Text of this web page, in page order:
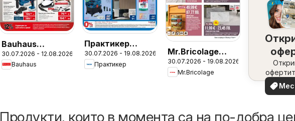
Bauhaus
брошура
30.07.2026 - 12.08.2026
Bauhaus
Практикер
брошура
30.07.2026 - 19.08.2026
Практикер
Mr.Bricolage
брошура
30.07.2026 - 19.08.2026
Mr.Bricolage
вашия
Продукти, които в момента са на по-добра